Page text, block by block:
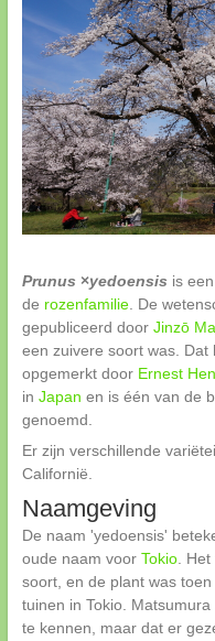
Prunus ×yedoensis is een
de rozenfamilie. De
gepubliceerd door Jinzō
een zuivere soort was.
opgemerkt door Ernest
in Japan en is één van de
genoemd.
Er zijn verschillende
Californië.
Naamgeving
De naam 'yedoensis'
oude naam voor Tokio. Het
soort, en de plant was
tuinen in Tokio.
te kennen, maar dat er